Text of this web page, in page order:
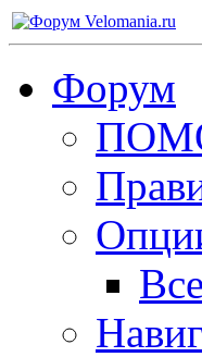
Форум